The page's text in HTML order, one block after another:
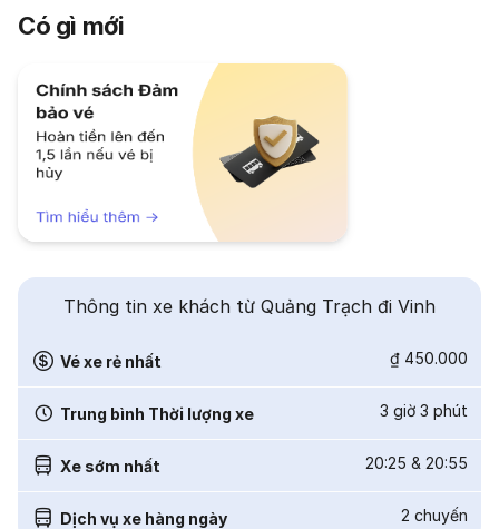
Có gì mới
Thông tin xe khách từ Quảng Trạch đi Vinh
Vé xe rẻ nhất ₫ 450.000
Trung bình Thời lượng xe 3 giờ 3 phút
Xe sớm nhất 20:25 & 20:55
Dịch vụ xe hàng ngày 2 chuyến